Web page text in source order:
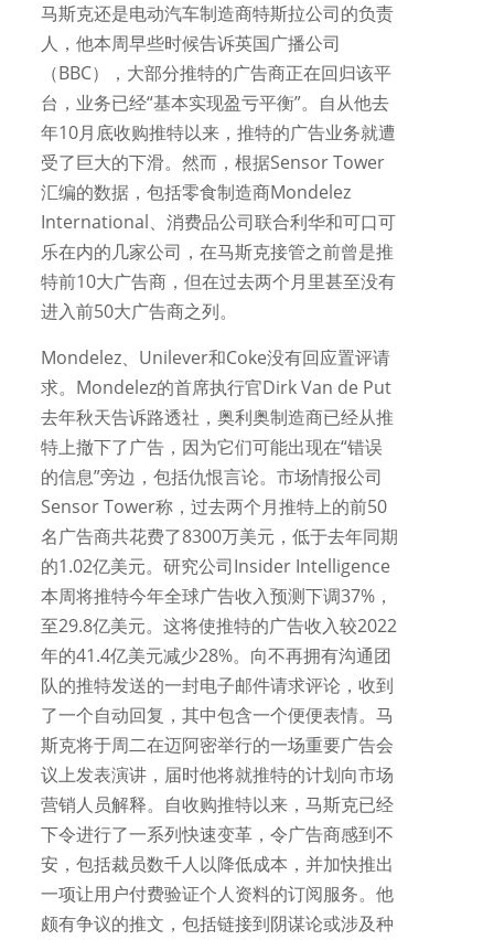
马斯克还是电动汽车制造商特斯拉公司的负责
人，他本周早些时候告诉英国广播公司
（BBC），大部分推特的广告商正在回归该平
台，业务已经“基本实现盈亏平衡”。自从他去
年10月底收购推特以来，推特的广告业务就遭
受了巨大的下滑。然而，根据Sensor Tower
汇编的数据，包括零食制造商Mondelez
International、消费品公司联合利华和可口可
乐在内的几家公司，在马斯克接管之前曾是推
特前10大广告商，但在过去两个月里甚至没有
进入前50大广告商之列。
Mondelez、Unilever和Coke没有回应置评请
求。Mondelez的首席执行官Dirk Van de Put
去年秋天告诉路透社，奥利奥制造商已经从推
特上撤下了广告，因为它们可能出现在“错误
的信息”旁边，包括仇恨言论。市场情报公司
Sensor Tower称，过去两个月推特上的前50
名广告商共花费了8300万美元，低于去年同期
的1.02亿美元。研究公司Insider Intelligence
本周将推特今年全球广告收入预测下调37%，
至29.8亿美元。这将使推特的广告收入较2022
年的41.4亿美元减少28%。向不再拥有沟通团
队的推特发送的一封电子邮件请求评论，收到
了一个自动回复，其中包含一个便便表情。马
斯克将于周二在迈阿密举行的一场重要广告会
议上发表演讲，届时他将就推特的计划向市场
营销人员解释。自收购推特以来，马斯克已经
下令进行了一系列快速变革，令广告商感到不
安，包括裁员数千人以降低成本，并加快推出
一项让用户付费验证个人资料的订阅服务。他
颇有争议的推文，包括链接到阴谋论或涉及种